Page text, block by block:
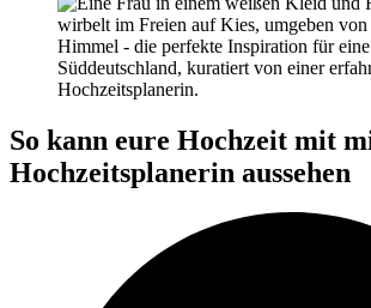
So kann eure Hochzeit mit
Hochzeitsplanerin aussehen